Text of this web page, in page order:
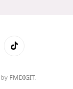
TikTok
FMDIGIT.